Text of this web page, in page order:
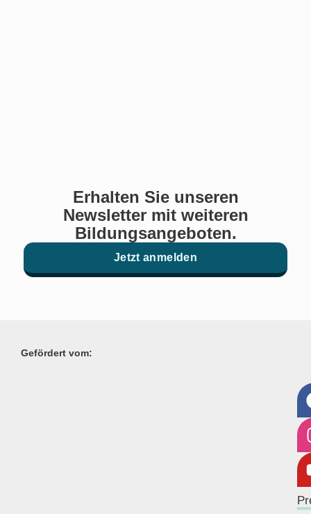
Erhalten Sie unseren
Newsletter mit weiteren
Bildungsangeboten.
Jetzt anmelden
Gefördert vom: